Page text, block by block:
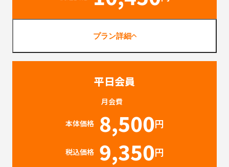
プラン詳細
平日会員
月会費
本体価格 8,500円
税込価格 9,350円